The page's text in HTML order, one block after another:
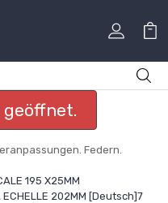
geöffnet.
Federn.
195 X25MM
ECHELLE 202MM [Deutsch]7